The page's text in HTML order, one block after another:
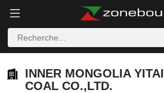
INNER MONGOLIA YITAI
COAL CO.,LTD.